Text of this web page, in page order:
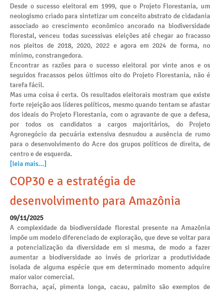
Desde o sucesso eleitoral em 1999, que o Projeto Florestania, um
neologismo criado para sintetizar um conceito abstrato de cidadania
associado ao crescimento econômico ancorado na biodiversidade
florestal, venceu todas sucessivas eleições até chegar ao fracasso
nos pleitos de 2018, 2020, 2022 e agora em 2024 de forma, no
mínimo, constrangedora.
Encontrar as razões para o sucesso eleitoral por vinte anos e os
seguidos fracassos pelos últimos oito do Projeto Florestania, não é
tarefa fácil.
Mas uma coisa é certa. Os resultados eleitorais mostram que existe
forte rejeição aos líderes políticos, mesmo quando tentam se afastar
dos ideais do Projeto Florestania, com o agravante de que a defesa,
por todos os candidatos a cargos majoritários, do Projeto
Agronegócio da pecuária extensiva desnudou a ausência de rumo
para o desenvolvimento do Acre dos grupos políticos de direita, de
centro e de esquerda.
[leia mais...]
COP30 e a estratégia de
desenvolvimento para Amazônia
09/11/2025
A complexidade da biodiversidade florestal presente na Amazônia
impõe um modelo diferenciado de exploração, que deve se voltar para
a potencialização da diversidade em si mesma, de modo a fazer
aumentar a biodiversidade ao invés de priorizar a produtividade
isolada de alguma espécie que em determinado momento adquire
maior valor comercial.
Borracha, açaí, pimenta longa, cacau, palmito são exemplos de